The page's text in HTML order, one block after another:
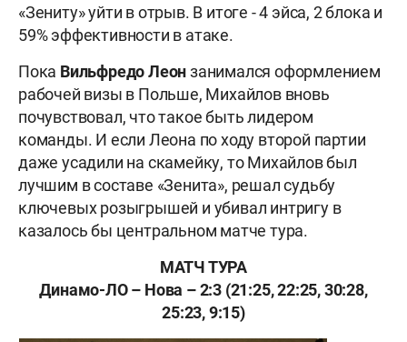
«Зениту» уйти в отрыв. В итоге - 4 эйса, 2 блока и
59% эффективности в атаке.
Пока Вильфредо Леонзанимался оформлением
рабочей визы в Польше, Михайлов вновь
почувствовал, что такое быть лидером
команды. И если Леона по ходу второй партии
даже усадили на скамейку, то Михайлов был
лучшим в составе «Зенита», решал судьбу
ключевых розыгрышей и убивал интригу в
казалось бы центральном матче тура.
МАТЧ ТУРА
Динамо-ЛО – Нова – 2:3 (21:25, 22:25, 30:28,
25:23, 9:15)